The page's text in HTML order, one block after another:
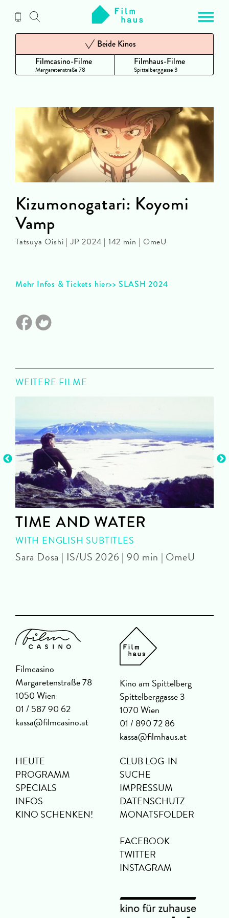
Inhalt
Filmcasino-Filme
Margaretenstraße 78
Beide Kinos
Filmhaus-Filme
Spittelberggasse 3
Mehr Infos & Tickets hier>> SLASH 2024
Kizumonogatari: Koyomi
Vamp
Tatsuya Oishi | JP 2024 | 142 min | OmeU
WEITERE FILME
TIME AND WATER
WITH ENGLISH SUBTITLES
Sara Dosa | IS/US 2026 | 90 min | OmeU
Filmcasino
Margaretenstraße 78
1050 Wien
01 / 587 90 62
kassa@filmcasino.at
Kino am Spittelberg
Spittelberggasse 3
1070 Wien
01 / 890 72 86
kassa@filmhaus.at
HEUTE
PROGRAMM
SPECIALS
INFOS
KINO SCHENKEN!
CLUB LOG-IN
SUCHE
IMPRESSUM
DATENSCHUTZ
MONATSFOLDER
FACEBOOK
TWITTER
INSTAGRAM